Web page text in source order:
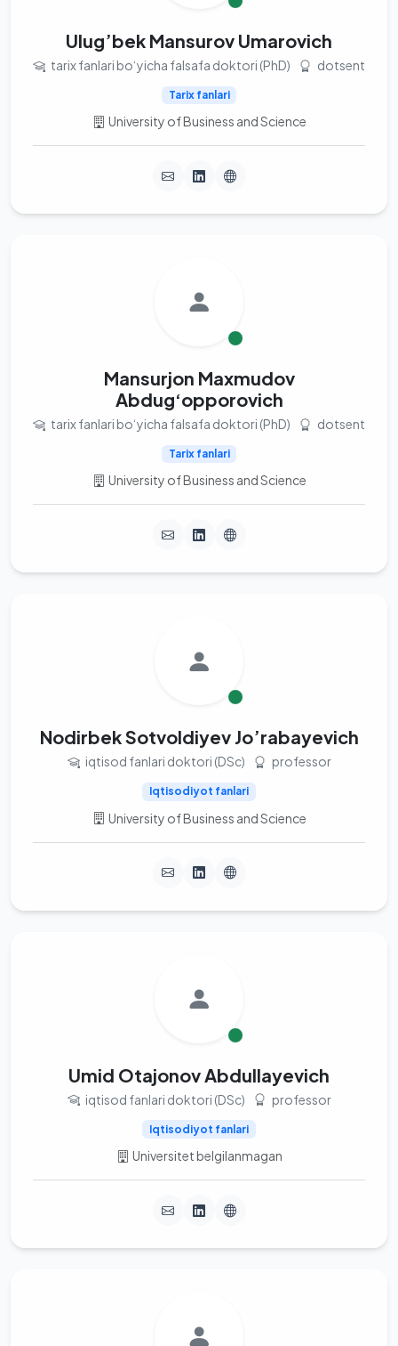
Ulug’bek Mansurov Umarovich
tarix fanlari bo‘yicha falsafa doktori (PhD) dotsent
Tarix fanlari
University of Business and Science
Mansurjon Maxmudov
Abdug‘opporovich
tarix fanlari bo‘yicha falsafa doktori (PhD) dotsent
Tarix fanlari
University of Business and Science
Nodirbek Sotvoldiyev Jo’rabayevich
iqtisod fanlari doktori (DSc) professor
Iqtisodiyot fanlari
University of Business and Science
Umid Otajonov Abdullayevich
iqtisod fanlari doktori (DSc) professor
Iqtisodiyot fanlari
Universitet belgilanmagan